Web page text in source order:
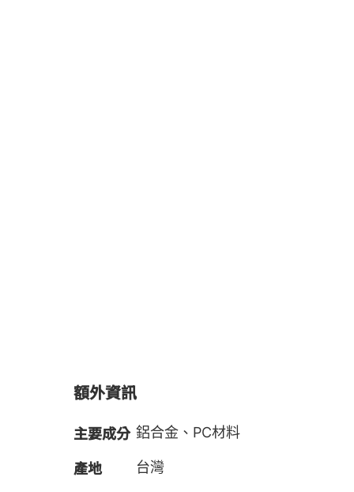
額外資訊
主要成分 鋁合金、PC材料
產地 台灣